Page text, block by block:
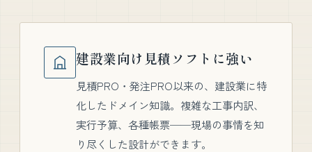
建設業向け見積ソフトに強い
見積PRO・発注PRO以来の、建設業に特
化したドメイン知識。複雑な工事内訳、
実行予算、各種帳票──現場の事情を知
り尽くした設計ができます。